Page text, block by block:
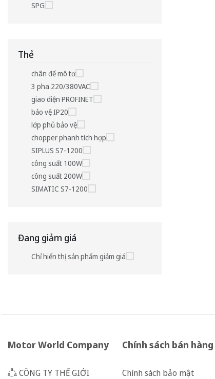
SPG
Thẻ
chân đế mô tơ
3 pha 220/380VAC
giao diện PROFINET
bảo vệ IP20
lớp phủ bảo vệ
chopper phanh tích hợp
SIPLUS S7-1200
công suất 100W
công suất 200W
SIMATIC S7-1200
Đang giảm giá
Chỉ hiển thị sản phẩm giảm giá
Motor World Company
CÔNG TY THẾ GIỚI
Chính sách bán hàng
Chính sách bảo mật